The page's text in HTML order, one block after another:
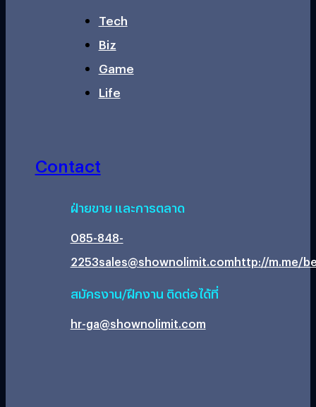
Tech
Biz
Game
Life
Contact
ฝ่ายขาย และการตลาด
085-848-
2253sales@shownolimit.comhttp://m.me/
สมัครงาน/ฝึกงาน ติดต่อได้ที่
hr-ga@shownolimit.com